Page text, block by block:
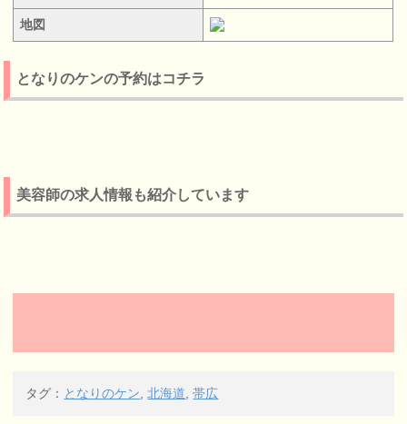
地図
となりのケンの予約はコチラ
美容師の求人情報も紹介しています
タグ： となりのケン ,北海道 ,帯広